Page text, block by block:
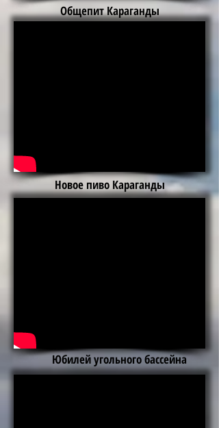
Общепит Караганды
Новое пиво Караганды
Юбилей угольного бассейна